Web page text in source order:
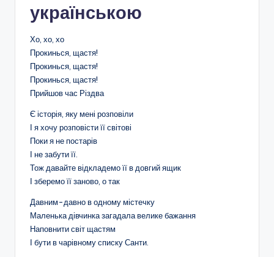
українською
Хо, хо, хо
Прокинься, щастя!
Прокинься, щастя!
Прокинься, щастя!
Прийшов час Різдва
Є історія, яку мені розповіли
І я хочу розповісти її світові
Поки я не постарів
І не забути її.
Тож давайте відкладемо її в довгий ящик
І зберемо її заново, о так
Давним-давно в одному містечку
Маленька дівчинка загадала велике бажання
Наповнити світ щастям
І бути в чарівному списку Санти.